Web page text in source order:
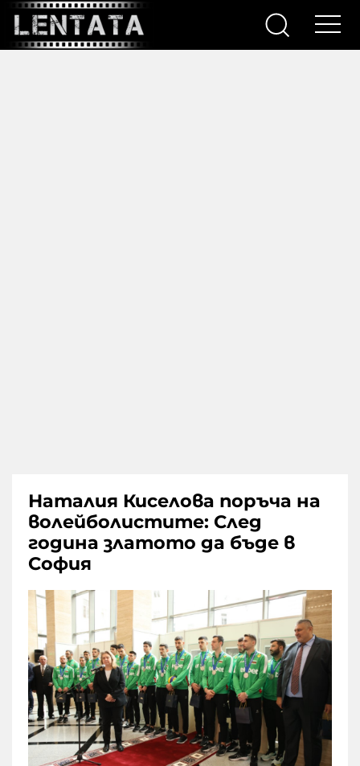
Наталия Киселова поръча на
волейболистите: След
година златото да бъде в
София